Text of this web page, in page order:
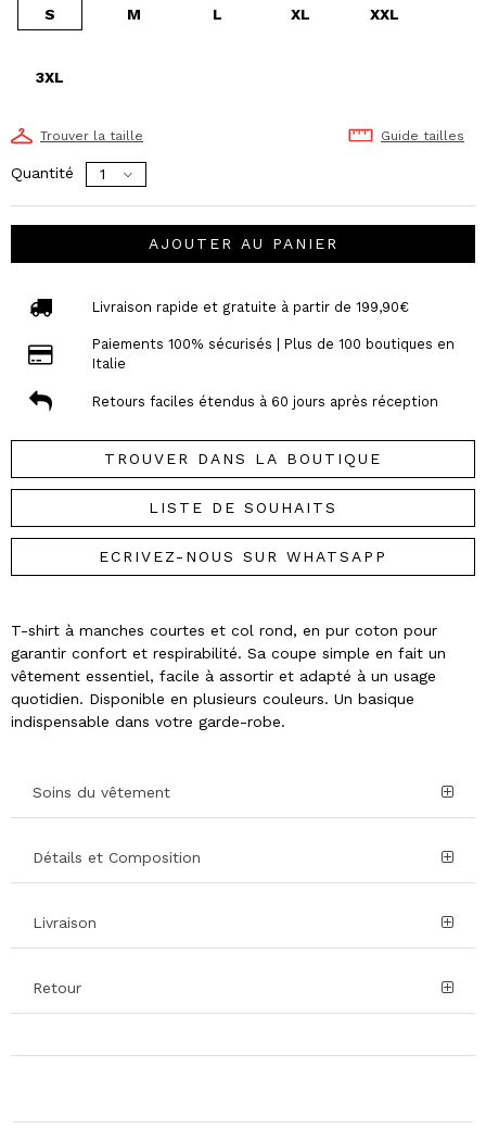
S M L XL XXL
3XL
Trouver la taille Guide tailles
Quantité
AJOUTER AU PANIER
Livraison rapide et gratuite à partir de 199,90€
Paiements 100% sécurisés | Plus de 100 boutiques en
Italie
Retours faciles étendus à 60 jours après réception
TROUVER DANS LA BOUTIQUE
LISTE DE SOUHAITS
ECRIVEZ-NOUS SUR WHATSAPP
T-shirt à manches courtes et col rond, en pur coton pour
garantir confort et respirabilité. Sa coupe simple en fait un
vêtement essentiel, facile à assortir et adapté à un usage
quotidien. Disponible en plusieurs couleurs. Un basique
indispensable dans votre garde-robe.
Soins du vêtement
Détails et Composition
Livraison
Retour